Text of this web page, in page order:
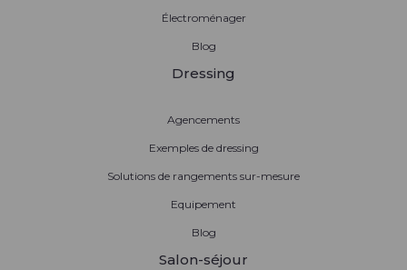
Électroménager
Blog
Dressing
Agencements
Exemples de dressing
Solutions de rangements sur-mesure
Equipement
Blog
Salon-séjour